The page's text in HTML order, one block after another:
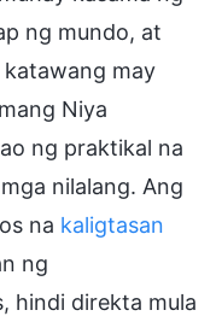
ng mundo, at
katawang may
Niya
ng praktikal na
nilalang. Ang
na kaligtasan
ng
hindi direkta mula